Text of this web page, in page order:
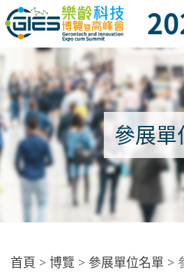
Date: Expo: 23-26 Nov 2023, Venue: Hall 1A-
參展單
首頁 博覽 參展單位名單